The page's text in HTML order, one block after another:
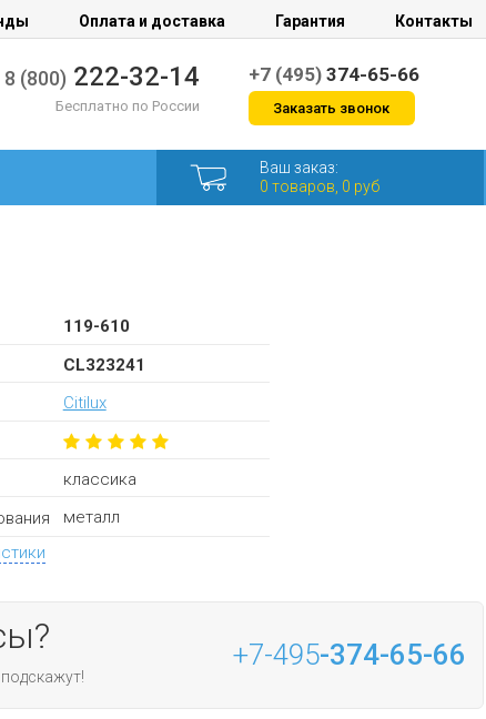
Оплата и доставка Гарантия Контакты
8 (800) 222-32-14
Бесплатно по России
+7 (495)374-65-66
Заказать звонок
Ваш заказ:
0 товаров, 0 руб
119-610
CL323241
Citilux
классика
металл
+7-495-374-65-66